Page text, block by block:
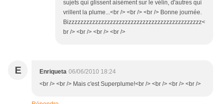
sujets qui glissent aisément sur le vélin, d'autres qui
vrillent la plume...<br /> <br /> <br /> Bonne journée.
Bizzzzzzzzzzzzzzzzzzzzzzzzzzzzzzzzzzzzzzzzzzzzz<
br /> <br /> <br /> <br />
E Enriqueta 06/06/2010 18:24
<br /> <br /> Mais c'est Superplume!<br /> <br /> <br /> <br />